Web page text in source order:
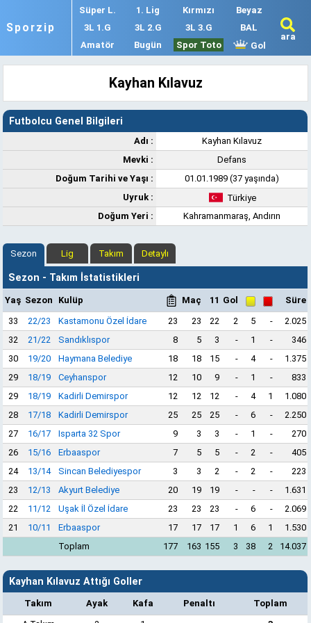
Sporzip
Süper L. 1. Lig Kırmızı
Beyaz
3L 1.G
3L 2.G 3L 3.G
BAL
Amatör
Bugün Spor Toto Gol
ara
Kayhan Kılavuz
Futbolcu Genel Bilgileri
Adı :
Kayhan Kılavuz
Mevki :
Defans
Doğum Tarihi ve Yaşı :
01.01.1989 (37 yaşında)
Uyruk :
Türkiye
Doğum Yeri :
Kahramanmaraş, Andırın
Sezon Lig Takım Detaylı
Sezon - Takım İstatistikleri
Yaş Sezon Kulüp Maç 11 Gol
Süre
33
22/23 Kastamonu Özel İdare 23 23 22 2 5 -
2.025
32
21/22 Sandıklıspor 8 5 3 - 1 -
346
30
19/20 Haymana Belediye 18 18 15 - 4 -
1.375
29
18/19 Ceyhanspor 12 10 9 - 1 -
833
29
18/19 Kadirli Demirspor 12 12 12 - 4 1
1.080
28
17/18 Kadirli Demirspor 25 25 25 - 6 -
2.250
27
16/17 Isparta 32 Spor 9 3 3 - 1 -
270
26
15/16 Erbaaspor 7 5 5 - 2 -
405
24
13/14 Sincan Belediyespor 3 3 2 - 2 -
223
23
12/13 Akyurt Belediye 20 19 19 - - -
1.631
22
11/12 Uşak İl Özel İdare 23 23 23 - 6 -
2.069
21
10/11 Erbaaspor 17 17 17 1 6 1
1.530
Toplam
177 163 155 3 38 2 14.037
Kayhan Kılavuz Attığı Goller
Takım Ayak Kafa Penaltı
Toplam